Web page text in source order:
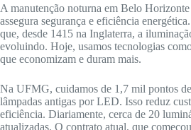
A manutenção noturna em Belo
assegura segurança e eficiência
que, desde 1415 na Inglaterra, a
evoluindo. Hoje, usamos tecnologias
que economizam e duram mais.
Na UFMG, cuidamos de 1,7 mil pontos
lâmpadas antigas por LED. Isso reduz
eficiência. Diariamente, cerca de 20
atualizadas. O contrato atual, que